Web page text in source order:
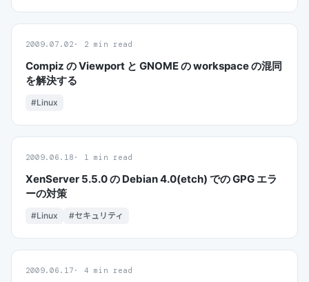
2009.07.02 2 min read
Compiz の Viewport と GNOME の workspace の混同
を解決する
#Linux
2009.06.18 1 min read
XenServer 5.5.0 の Debian 4.0(etch) での GPG エラ
ーの対策
#Linux #セキュリティ
2009.06.17 4 min read